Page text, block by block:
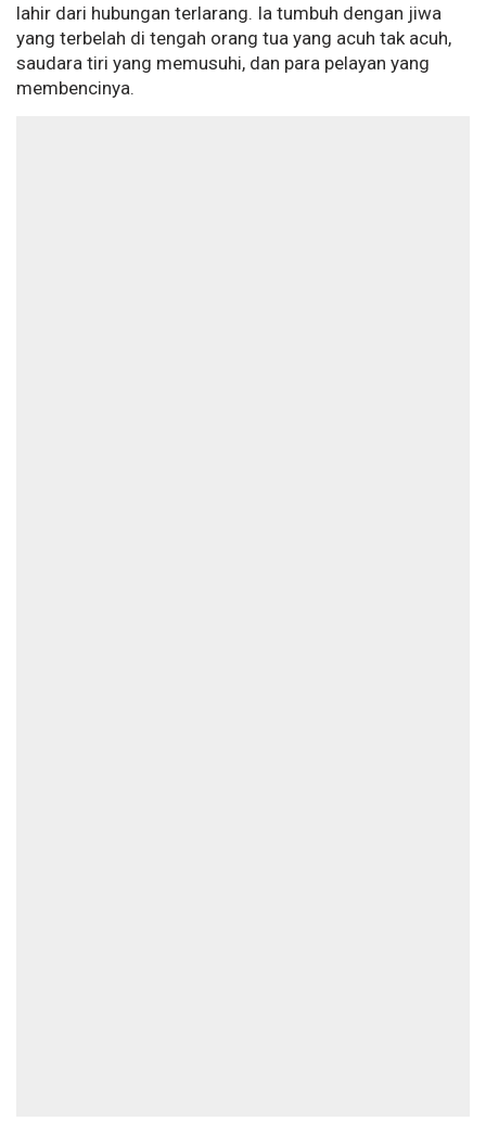
lahir dari hubungan terlarang. Ia tumbuh dengan jiwa
yang terbelah di tengah orang tua yang acuh tak acuh,
saudara tiri yang memusuhi, dan para pelayan yang
membencinya.